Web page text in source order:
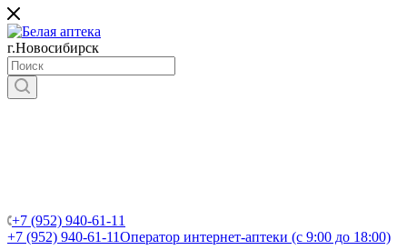
г.Новосибирск
+7 (952) 940-61-11
+7 (952) 940-61-11Оператор интернет-аптеки (с 9:00 до 18:00)